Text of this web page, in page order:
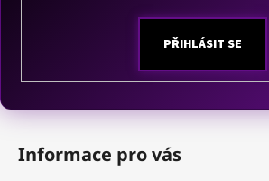
s
u
PŘIHLÁSIT SE
Informace pro vás